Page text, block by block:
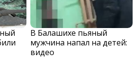
В Балашихе пьяный
мужчина напал на детей:
видео